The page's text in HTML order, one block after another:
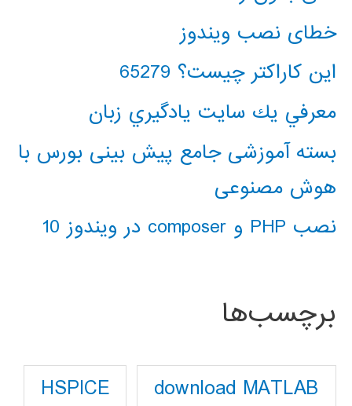
خطای نصب ویندوز
این کاراکتر چیست؟ 65279
معرفي يك سايت يادگيري زبان
بسته آموزشی جامع پیش بینی بورس با
هوش مصنوعی
نصب PHP و composer در ویندوز 10
برچسب‌ها
download MATLAB
HSPICE